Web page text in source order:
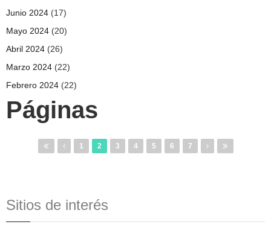
Junio 2024 (17)
Mayo 2024 (20)
Abril 2024 (26)
Marzo 2024 (22)
Febrero 2024 (22)
Páginas
1 2 3 4 5 6 7
Sitios de interés